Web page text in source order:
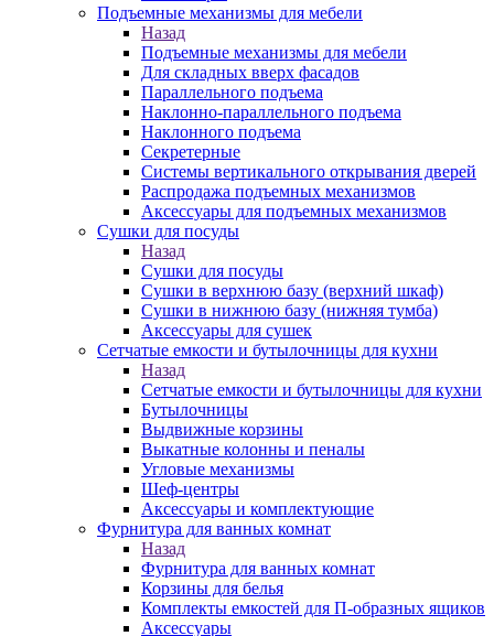
Подъемные механизмы для мебели
Назад
Подъемные механизмы для мебели
Для складных вверх фасадов
Параллельного подъема
Наклонно-параллельного подъема
Наклонного подъема
Секретерные
Системы вертикального открывания дверей
Распродажа подъемных механизмов
Аксессуары для подъемных механизмов
Сушки для посуды
Назад
Сушки для посуды
Сушки в верхнюю базу (верхний шкаф)
Сушки в нижнюю базу (нижняя тумба)
Аксессуары для сушек
Сетчатые емкости и бутылочницы для кухни
Назад
Сетчатые емкости и бутылочницы для кухни
Бутылочницы
Выдвижные корзины
Выкатные колонны и пеналы
Угловые механизмы
Шеф-центры
Аксессуары и комплектующие
Фурнитура для ванных комнат
Назад
Фурнитура для ванных комнат
Корзины для белья
Комплекты емкостей для П-образных ящиков
Аксессуары